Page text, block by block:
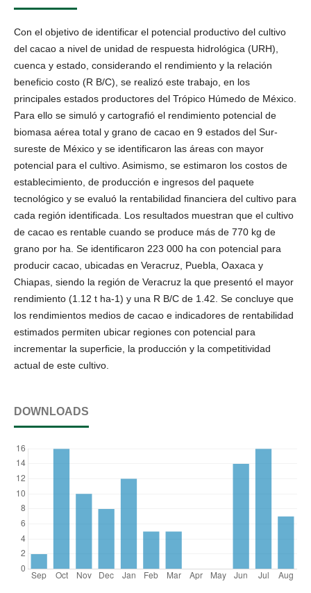
Con el objetivo de identificar el potencial productivo del cultivo
del cacao a nivel de unidad de respuesta hidrológica (URH),
cuenca y estado, considerando el rendimiento y la relación
beneficio costo (R B/C), se realizó este trabajo, en los
principales estados productores del Trópico Húmedo de México.
Para ello se simuló y cartografió el rendimiento potencial de
biomasa aérea total y grano de cacao en 9 estados del Sur-
sureste de México y se identificaron las áreas con mayor
potencial para el cultivo. Asimismo, se estimaron los costos de
establecimiento, de producción e ingresos del paquete
tecnológico y se evaluó la rentabilidad financiera del cultivo para
cada región identificada. Los resultados muestran que el cultivo
de cacao es rentable cuando se produce más de 770 kg de
grano por ha. Se identificaron 223 000 ha con potencial para
producir cacao, ubicadas en Veracruz, Puebla, Oaxaca y
Chiapas, siendo la región de Veracruz la que presentó el mayor
rendimiento (1.12 t ha-1) y una R B/C de 1.42. Se concluye que
los rendimientos medios de cacao e indicadores de rentabilidad
estimados permiten ubicar regiones con potencial para
incrementar la superficie, la producción y la competitividad
actual de este cultivo.
DOWNLOADS